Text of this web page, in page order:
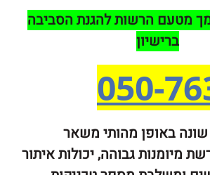
להגנת הסביבה
מהותי משאר
גבוהה, יכולות איתור